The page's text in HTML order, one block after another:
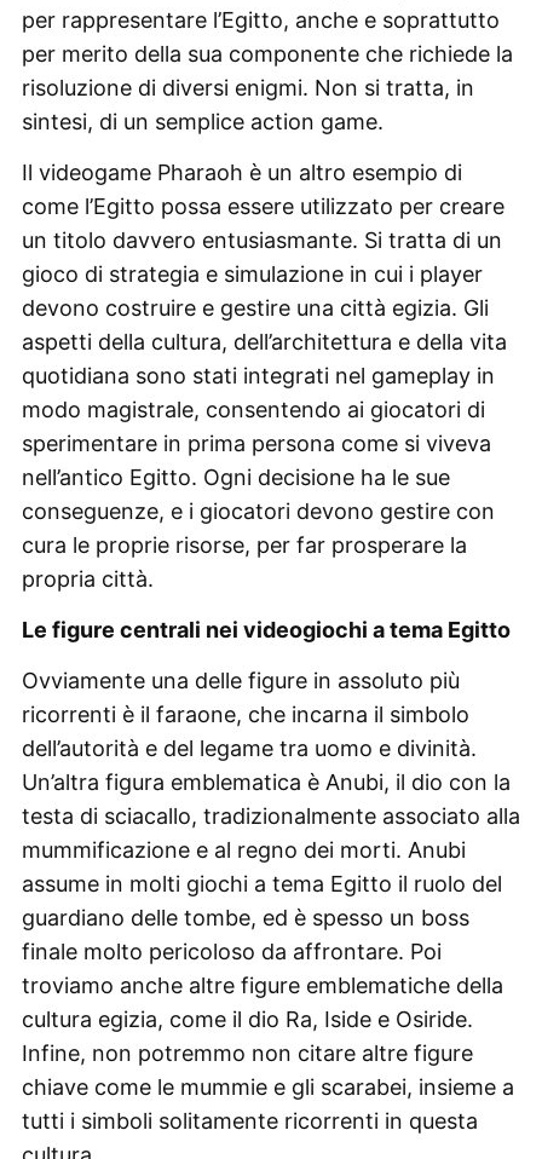
per rappresentare l’Egitto, anche e soprattutto
per merito della sua componente che richiede la
risoluzione di diversi enigmi. Non si tratta, in
sintesi, di un semplice action game.
Il videogame Pharaoh è un altro esempio di
come l’Egitto possa essere utilizzato per creare
un titolo davvero entusiasmante. Si tratta di un
gioco di strategia e simulazione in cui i player
devono costruire e gestire una città egizia. Gli
aspetti della cultura, dell’architettura e della vita
quotidiana sono stati integrati nel gameplay in
modo magistrale, consentendo ai giocatori di
sperimentare in prima persona come si viveva
nell’antico Egitto. Ogni decisione ha le sue
conseguenze, e i giocatori devono gestire con
cura le proprie risorse, per far prosperare la
propria città.
Le figure centrali nei videogiochi a tema Egitto
Ovviamente una delle figure in assoluto più
ricorrenti è il faraone, che incarna il simbolo
dell’autorità e del legame tra uomo e divinità.
Un’altra figura emblematica è Anubi, il dio con la
testa di sciacallo, tradizionalmente associato alla
mummificazione e al regno dei morti. Anubi
assume in molti giochi a tema Egitto il ruolo del
guardiano delle tombe, ed è spesso un boss
finale molto pericoloso da affrontare. Poi
troviamo anche altre figure emblematiche della
cultura egizia, come il dio Ra, Iside e Osiride.
Infine, non potremmo non citare altre figure
chiave come le mummie e gli scarabei, insieme a
tutti i simboli solitamente ricorrenti in questa